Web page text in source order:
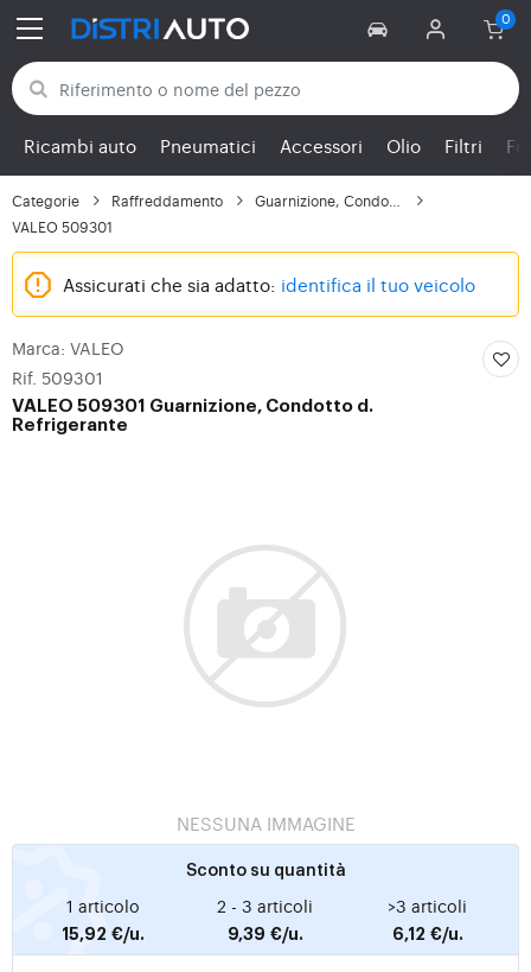
Torna alle categorie
Ricambi auto Pneumatici Accessori Olio Filtri
Categorie Raffreddamento
VALEO 509301
Assicurati che sia adatto: identifica il tuo veicolo
Marca: VALEO
Rif. 509301
VALEO 509301 Guarnizione, Condotto d.
Refrigerante
NESSUNA IMMAGINE
Sconto su quantità
1 articolo
15,92 €/u.
2 - 3 articoli
9,39 €/u.
>3 articoli
6,12 €/u.